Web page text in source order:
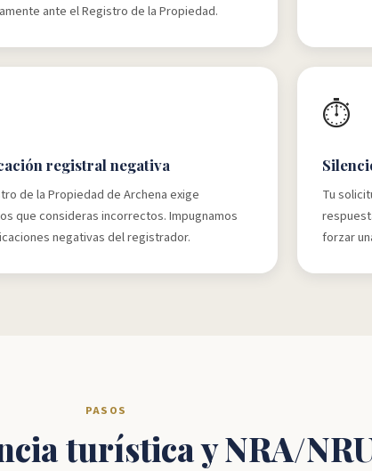
ante el Registro de la Propiedad.
registral negativa
de la Propiedad de Archena exige
que consideras incorrectos. Impugnamos
negativas del registrador.
⏱️
Tu
forzar
PASOS
turística y NRA/